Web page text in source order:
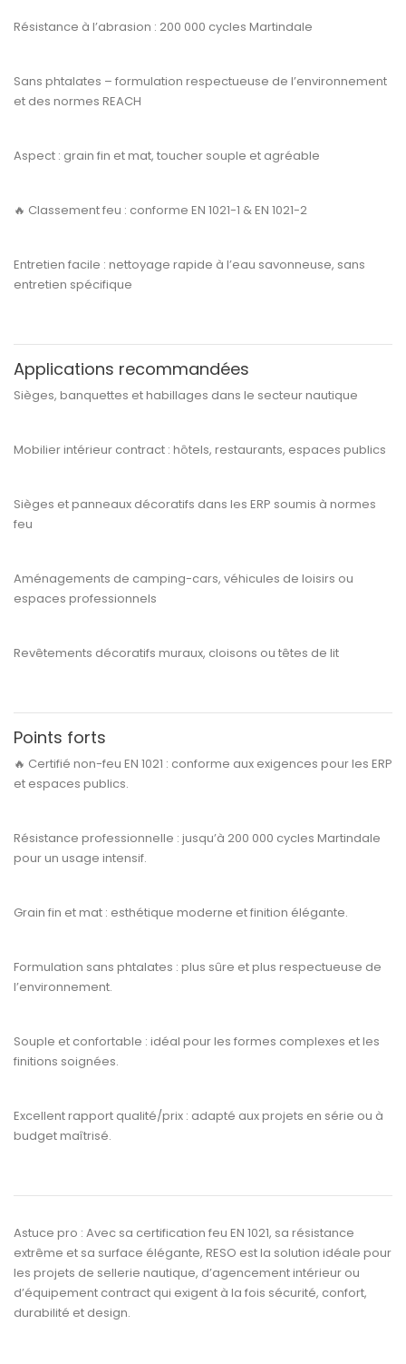
Résistance à l’abrasion : 200 000 cycles Martindale
Sans phtalates – formulation respectueuse de l’environnement
et des normes REACH
Aspect : grain fin et mat, toucher souple et agréable
🔥 Classement feu : conforme EN 1021-1 & EN 1021-2
Entretien facile : nettoyage rapide à l’eau savonneuse, sans
entretien spécifique
Applications recommandées
Sièges, banquettes et habillages dans le secteur nautique
Mobilier intérieur contract : hôtels, restaurants, espaces publics
Sièges et panneaux décoratifs dans les ERP soumis à normes
feu
Aménagements de camping-cars, véhicules de loisirs ou
espaces professionnels
Revêtements décoratifs muraux, cloisons ou têtes de lit
Points forts
🔥 Certifié non-feu EN 1021 : conforme aux exigences pour les ERP
et espaces publics.
Résistance professionnelle : jusqu’à 200 000 cycles Martindale
pour un usage intensif.
Grain fin et mat : esthétique moderne et finition élégante.
Formulation sans phtalates : plus sûre et plus respectueuse de
l’environnement.
Souple et confortable : idéal pour les formes complexes et les
finitions soignées.
Excellent rapport qualité/prix : adapté aux projets en série ou à
budget maîtrisé.
Astuce pro : Avec sa certification feu EN 1021, sa résistance
extrême et sa surface élégante, RESO est la solution idéale pour
les projets de sellerie nautique, d’agencement intérieur ou
d’équipement contract qui exigent à la fois sécurité, confort,
durabilité et design.